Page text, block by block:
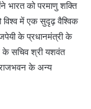
भारत को परमाणु शक्ति
विश्व में एक सुदृढ़ वैश्विक
के प्रधानमंत्री के
के सचिव श्री यशवंत
राजभवन के अन्य